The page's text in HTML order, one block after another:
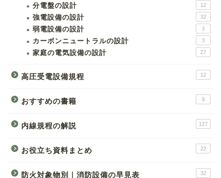
分電盤の設計 12
強電設備の設計 32
弱電設備の設計 3
カーボンニュートラルの設計 3
家庭の電気設備の設計 27
高圧受電設備規程 12
おすすめの書籍 9
内線規程の解説 127
お役立ち資料まとめ 22
防火対象物別｜消防設備の早見表 32